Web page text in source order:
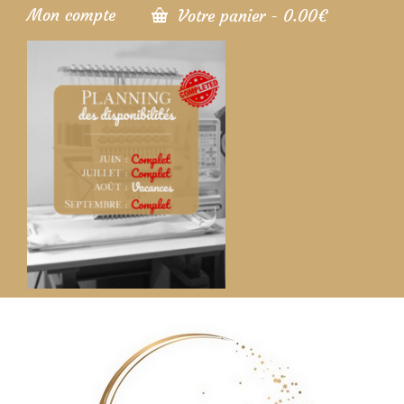
Mon compte Votre panier - 0.00€